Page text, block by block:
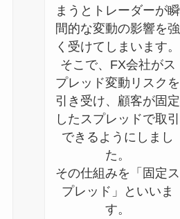
まうとトレーダーが瞬
間的な変動の影響を強
く受けてしまいます。
そこで、FX会社がス
プレッド変動リスクを
引き受け、顧客が固定
したスプレッドで取引
できるようにしまし
た。
その仕組みを「固定ス
プレッド」といいま
す。